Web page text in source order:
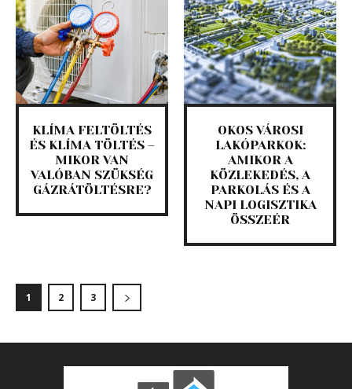
KLÍMA FELTÖLTÉS
ÉS KLÍMA TÖLTÉS –
MIKOR VAN
VALÓBAN SZÜKSÉG
GÁZRÁTÖLTÉSRE?
OKOS VÁROSI
LAKÓPARKOK:
AMIKOR A
KÖZLEKEDÉS, A
PARKOLÁS ÉS A
NAPI LOGISZTIKA
ÖSSZEÉR
1 2 3